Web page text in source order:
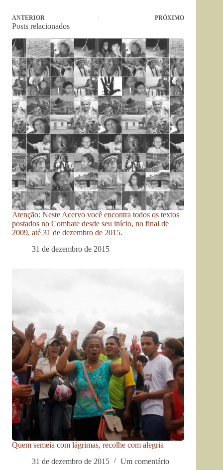
ANTERIOR PRÓXIMO
Posts relacionados
Atenção: Neste Acervo você encontra todos os textos
postados no Combate desde seu início, no final de
2009, até 31 de dezembro de 2015.
31 de dezembro de 2015
Quem semeia com lágrimas, recolhe com alegria
31 de dezembro de 2015
Um comentário